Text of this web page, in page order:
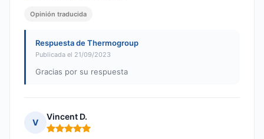
Opinión traducida
Respuesta de Thermogroup
Publicada el 21/09/2023
Gracias por su respuesta
V
Vincent D.
Nota: 5 de 5